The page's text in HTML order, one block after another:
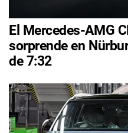
El Mercedes-AMG
sorprende en
de 7:32